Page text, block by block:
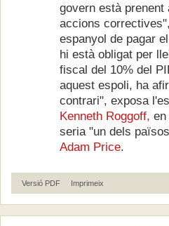
govern està
accions
espanyol de pagar
hi està obligat per
fiscal del 10% del
aquest espoli, ha
contrari", exposa
Kenneth Roggoff, en
seria "un dels
Adam Price.
Versió PDF Imprimeix